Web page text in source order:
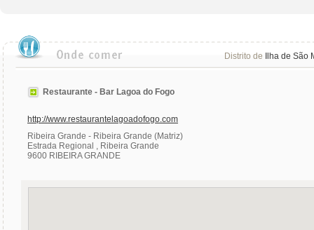
Distrito de Ilha de São
Restaurante - Bar Lagoa do Fogo
http://www.restaurantelagoadofogo.com
Ribeira Grande - Ribeira Grande (Matriz)
Estrada Regional , Ribeira Grande
9600 RIBEIRA GRANDE